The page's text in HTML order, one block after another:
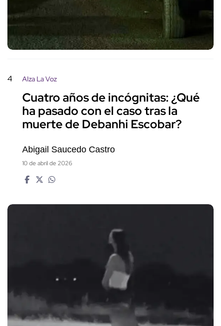
4 Alza La Voz
Cuatro años de incógnitas: ¿Qué
ha pasado con el caso tras la
muerte de Debanhi Escobar?
Abigail Saucedo Castro
10 de abril de 2026